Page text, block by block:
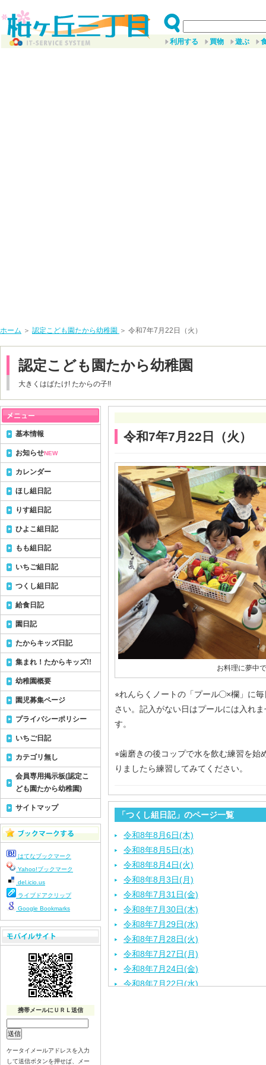
利用する 買物 遊ぶ
ホーム ＞ 認定こども園たから幼稚園 ＞ 令和7年7月22日（火）
認定こども園たから幼稚園
大きくはばたけ! たからの子!!
令和7年7月22日（火）
お料理に夢中
⭐︎れんらくノートの「プール◯×欄」に
さい。記入がない日はプールには入れ
す。
⭐︎歯磨きの後コップで水を飲む練習を
りましたら練習してみてください。
「つくし組日記」のページ一覧
令和8年8月6日(木)
令和8年8月5日(水)
令和8年8月4日(火)
令和8年8月3日(月)
令和8年7月31日(金)
令和8年7月30日(木)
令和8年7月29日(水)
令和8年7月28日(火)
令和8年7月27日(月)
令和8年7月24日(金)
令和8年7月22日(水)
基本情報
お知らせNEW
カレンダー
ほし組日記
りす組日記
ひよこ組日記
もも組日記
いちご組日記
つくし組日記
給食日記
園日記
たからキッズ日記
集まれ！たからキッズ!!
幼稚園概要
園児募集ページ
プライバシーポリシー
いちご日記
カテゴリ無し
会員専用掲示板(認定こ
ども園たから幼稚園)
サイトマップ
はてなブックマーク
Yahoo!ブックマーク
del.icio.us
ライブドアクリップ
Google Bookmarks
携帯メールにＵＲＬ送信
ケータイメールアドレスを入力
して送信ボタンを押せば、メー